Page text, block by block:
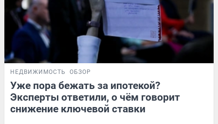
НЕДВИЖИМОСТЬ ОБЗОР
Уже пора бежать за ипотекой?
Эксперты ответили, о чём говорит
снижение ключевой ставки